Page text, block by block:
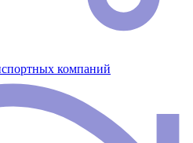
компаний